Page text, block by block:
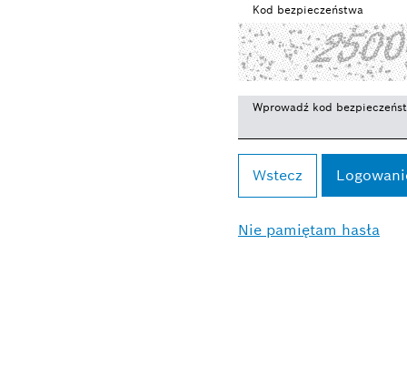
Kod bezpieczeństwa
Wprowadź kod
Wstecz
Nie pamiętam hasła